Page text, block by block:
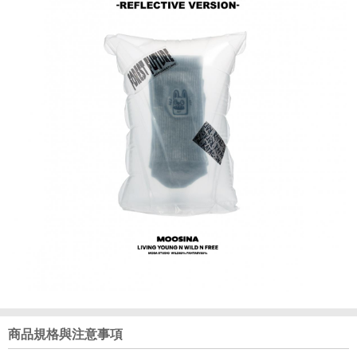
商品規格與注意事項